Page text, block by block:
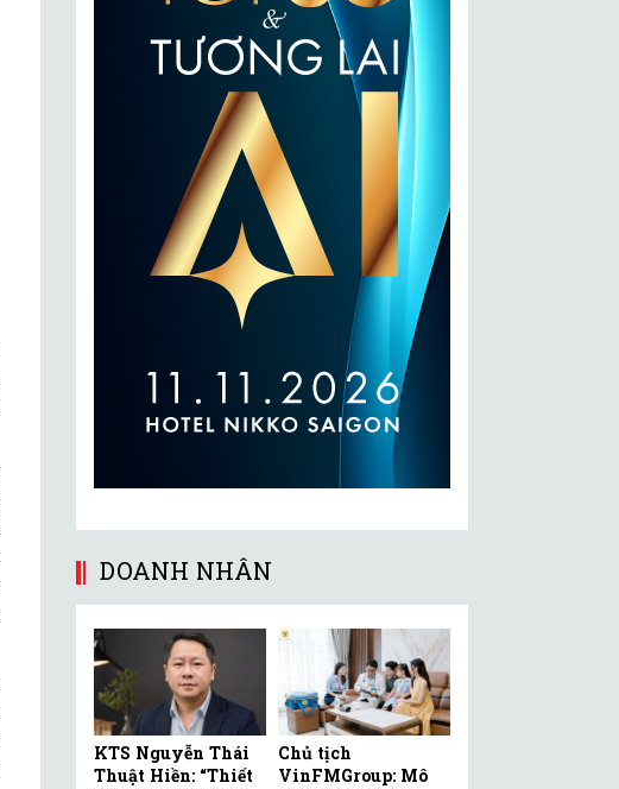
DOANH NHÂN
KTS Nguyễn Thái
Thuật Hiền: “Thiết
Chủ tịch
VinFMGroup: Mô